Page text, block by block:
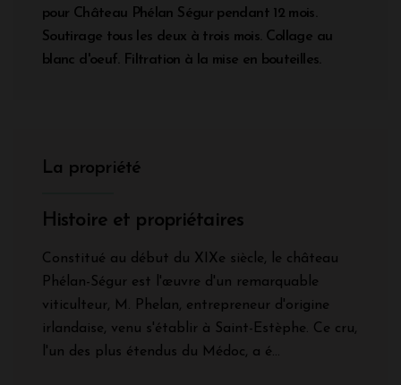
pour Château Phélan Ségur pendant 12 mois.
Soutirage tous les deux à trois mois. Collage au
blanc d'oeuf. Filtration à la mise en bouteilles.
La propriété
Histoire et propriétaires
Constitué au début du XIXe siècle, le château
Phélan-Ségur est l'œuvre d'un remarquable
viticulteur, M. Phelan, entrepreneur d'origine
irlandaise, venu s'établir à Saint-Estèphe. Ce cru,
l'un des plus étendus du Médoc, a é...